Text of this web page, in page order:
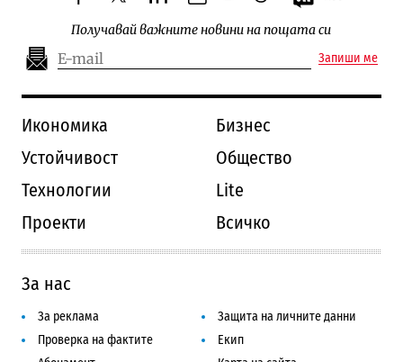
Получавай важните новини на пощата си
Запиши ме
Икономика
Бизнес
Устойчивост
Общество
Технологии
Lite
Проекти
Всичко
За нас
За реклама
Защита на личните данни
Проверка на фактите
Екип